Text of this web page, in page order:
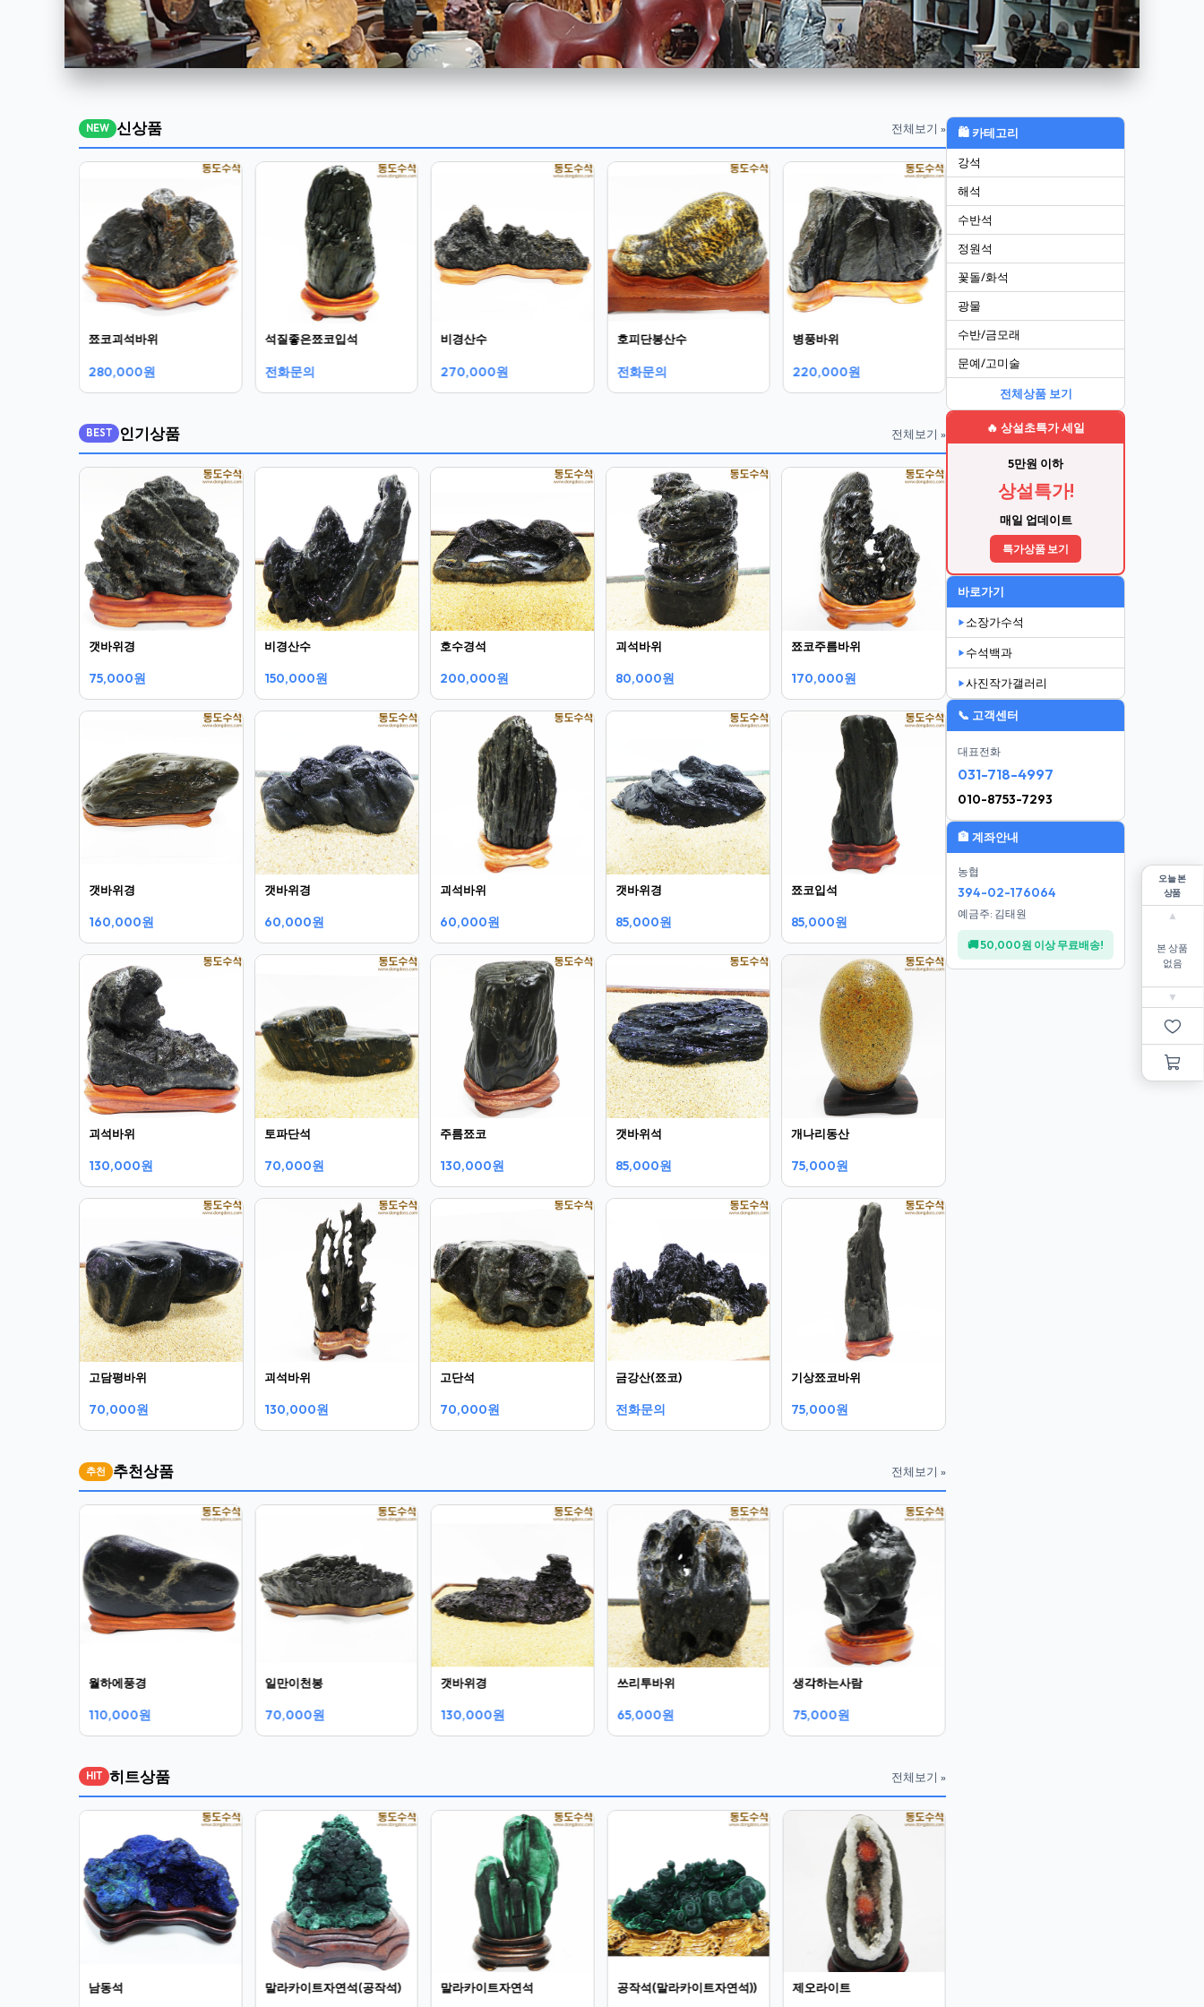
오늘 본
상품
▲
본 상품
없음
▼
NEW 신상품 전체보기 »
쬬코괴석바위
280,000원
석질좋은쬬코입석
전화문의
비경산수
270,000원
호피단봉산수
전화문의
병풍바위
220,000원
도형산수
120,000원
BEST 인기상품 전체보기 »
갯바위경
75,000원
비경산수
150,000원
호수경석
200,000원
괴석바위
80,000원
쬬코주름바위
170,000원
갯바위경
160,000원
갯바위경
60,000원
괴석바위
60,000원
갯바위경
85,000원
쬬코입석
85,000원
괴석바위
130,000원
토파단석
70,000원
주름쬬코
130,000원
갯바위석
85,000원
개나리동산
75,000원
고담평바위
70,000원
괴석바위
130,000원
고단석
70,000원
금강산(쬬코)
전화문의
기상쬬코바위
75,000원
추천 추천상품 전체보기 »
월하에풍경
110,000원
일만이천봉
70,000원
갯바위경
130,000원
쓰리투바위
65,000원
생각하는사람
75,000원
HIT 히트상품 전체보기 »
남동석 말라카이트자연석(공작석) 말라카이트자연석 공작석(말라카이트자연석)) 제오라이트
🛍 카테고리
강석
해석
수반석
정원석
꽃돌/화석
광물
수반/금모래
문예/고미술
전체상품 보기
🔥 상설초특가 세일
5만원 이하
상설특가!
매일 업데이트
특가상품 보기
바로가기
소장가수석
수석백과
사진작가갤러리
📞 고객센터
대표전화
031-718-4997
010-8753-7293
🏦 계좌안내
농협
394-02-176064
예금주: 김태원
🚚 50,000원 이상 무료배송!